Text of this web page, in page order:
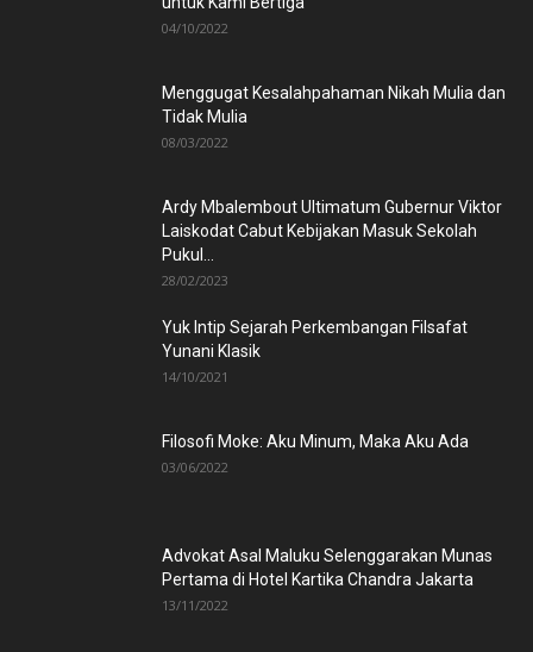
04/10/2022
Menggugat Kesalahpahaman Nikah Mulia dan
Tidak Mulia
08/03/2022
Ardy Mbalembout Ultimatum Gubernur Viktor
Laiskodat Cabut Kebijakan Masuk Sekolah
Pukul...
28/02/2023
Yuk Intip Sejarah Perkembangan Filsafat
Yunani Klasik
14/10/2021
Filosofi Moke: Aku Minum, Maka Aku Ada
03/06/2022
Advokat Asal Maluku Selenggarakan Munas
Pertama di Hotel Kartika Chandra Jakarta
13/11/2022